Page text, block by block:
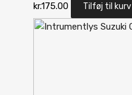
kr.175.00 Tilføj til kurv